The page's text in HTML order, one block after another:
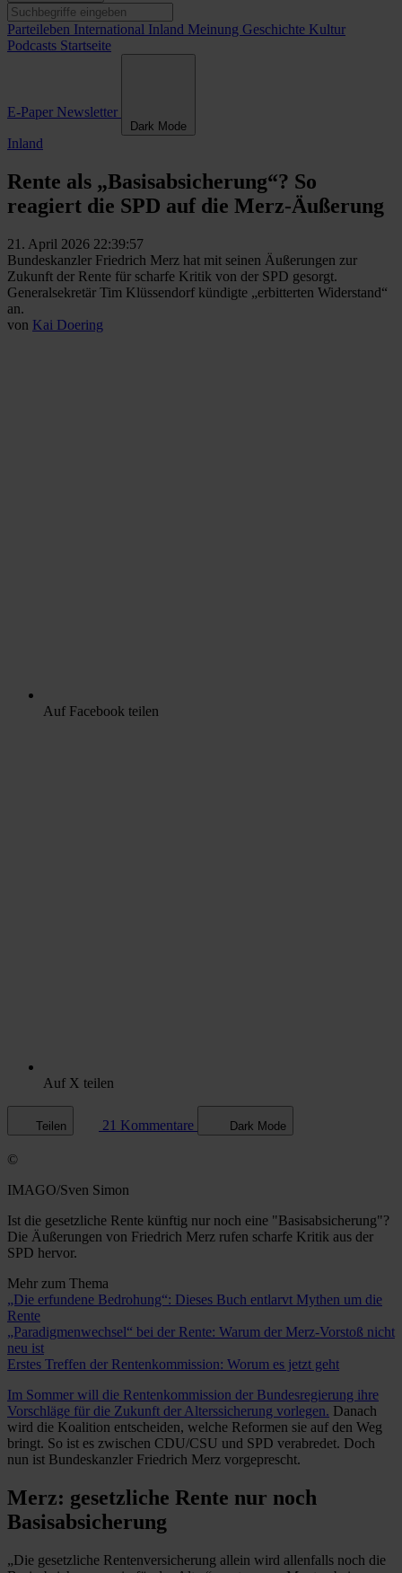
Parteileben International Inland Meinung Geschichte Kultur
Podcasts Startseite
E-Paper Newsletter
Dark Mode
Inland
Rente als „Basisabsicherung“? So
reagiert die SPD auf die Merz-Äußerung
21. April 2026 22:39:57
Bundeskanzler Friedrich Merz hat mit seinen Äußerungen zur
Zukunft der Rente für scharfe Kritik von der SPD gesorgt.
Generalsekretär Tim Klüssendorf kündigte „erbitterten Widerstand“
an.
von Kai Doering
Auf Facebook teilen
Auf X teilen
Teilen 21 Kommentare Dark Mode
©
IMAGO/Sven Simon
Ist die gesetzliche Rente künftig nur noch eine "Basisabsicherung"?
Die Äußerungen von Friedrich Merz rufen scharfe Kritik aus der
SPD hervor.
Mehr zum Thema
„Die erfundene Bedrohung“: Dieses Buch entlarvt Mythen um die
Rente
„Paradigmenwechsel“ bei der Rente: Warum der Merz-Vorstoß nicht
neu ist
Erstes Treffen der Rentenkommission: Worum es jetzt geht
Im Sommer will die Rentenkommission der Bundesregierung ihre
Vorschläge für die Zukunft der Alterssicherung vorlegen. Danach
wird die Koalition entscheiden, welche Reformen sie auf den Weg
bringt. So ist es zwischen CDU/CSU und SPD verabredet. Doch
nun ist Bundeskanzler Friedrich Merz vorgeprescht.
Merz: gesetzliche Rente nur noch
Basisabsicherung
„Die gesetzliche Rentenversicherung allein wird allenfalls noch die